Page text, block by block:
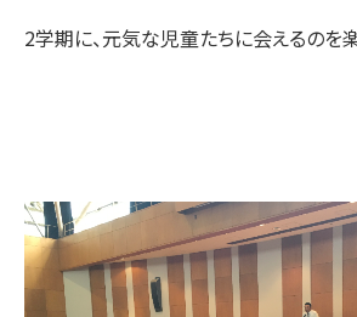
2学期に、元気な児童たちに会えるのを